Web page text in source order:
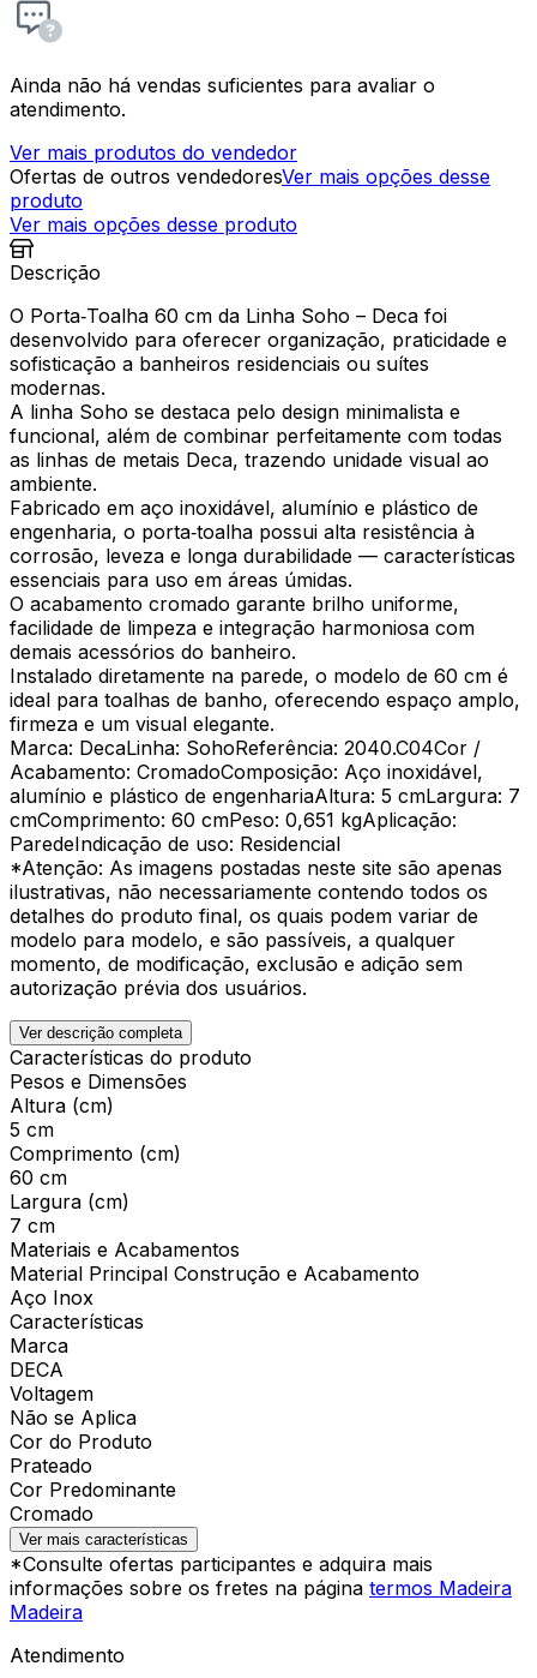
Ainda não há vendas suficientes para avaliar o
atendimento.
Ver mais produtos do vendedor
Ofertas de outros vendedoresVer mais opções desse
produto
Ver mais opções desse produto
Descrição
O Porta‑Toalha 60 cm da Linha Soho – Deca foi
desenvolvido para oferecer organização, praticidade e
sofisticação a banheiros residenciais ou suítes
modernas.
A linha Soho se destaca pelo design minimalista e
funcional, além de combinar perfeitamente com todas
as linhas de metais Deca, trazendo unidade visual ao
ambiente.
Fabricado em aço inoxidável, alumínio e plástico de
engenharia, o porta‑toalha possui alta resistência à
corrosão, leveza e longa durabilidade — características
essenciais para uso em áreas úmidas.
O acabamento cromado garante brilho uniforme,
facilidade de limpeza e integração harmoniosa com
demais acessórios do banheiro.
Instalado diretamente na parede, o modelo de 60 cm é
ideal para toalhas de banho, oferecendo espaço amplo,
firmeza e um visual elegante.
Marca: DecaLinha: SohoReferência: 2040.C04Cor /
Acabamento: CromadoComposição: Aço inoxidável,
alumínio e plástico de engenhariaAltura: 5 cmLargura: 7
cmComprimento: 60 cmPeso: 0,651 kgAplicação:
ParedeIndicação de uso: Residencial
*Atenção: As imagens postadas neste site são apenas
ilustrativas, não necessariamente contendo todos os
detalhes do produto final, os quais podem variar de
modelo para modelo, e são passíveis, a qualquer
momento, de modificação, exclusão e adição sem
autorização prévia dos usuários.
Ver descrição completa
Características do produto
Pesos e Dimensões
Altura (cm)
5 cm
Comprimento (cm)
60 cm
Largura (cm)
7 cm
Materiais e Acabamentos
Material Principal Construção e Acabamento
Aço Inox
Características
Marca
DECA
Voltagem
Não se Aplica
Cor do Produto
Prateado
Cor Predominante
Cromado
Ver mais características
*Consulte ofertas participantes e adquira mais
informações sobre os fretes na página termos Madeira
Madeira
Atendimento